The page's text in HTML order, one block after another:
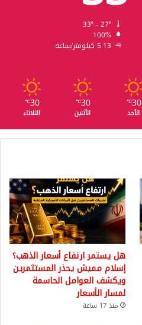
100%
5.13 كيلومتر/ساعة
30
℃
الأحد
30
℃
الأثنين
30
℃
الثلاثاء
هل يستمر ارتفاع أسعار الذهب؟
إسلام مميش يحذر المستثمرين
ويكشف العوامل الحاسمة
لمسار الأسعار
منذ 17 ساعة